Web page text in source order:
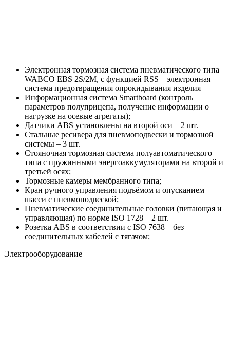
Электронная тормозная система пневматического типа
WABCO EBS 2S/2M, с функцией RSS – электронная
система предотвращения опрокидывания изделия
Информационная система Smartboard (контроль
параметров полуприцепа, получение информации о
нагрузке на осевые агрегаты);
Датчики ABS установлены на второй оси – 2 шт.
Стальные ресивера для пневмоподвески и тормозной
системы – 3 шт.
Стояночная тормозная система полуавтоматического
типа с пружинными энергоаккумуляторами на второй и
третьей осях;
Тормозные камеры мембранного типа;
Кран ручного управления подъёмом и опусканием
шасси с пневмоподвеской;
Пневматические соединительные головки (питающая и
управляющая) по норме ISO 1728 – 2 шт.
Розетка ABS в соответствии с ISO 7638 – без
соединительных кабелей с тягачом;
Электрооборудование